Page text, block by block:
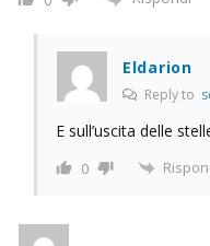
Eldarion
Reply to
E sull’uscita delle
0